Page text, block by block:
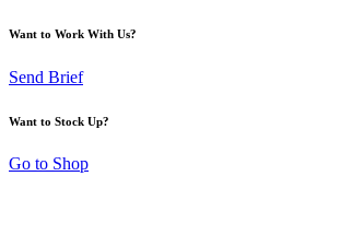
Want to Work With Us?
Send Brief
Want to Stock Up?
Go to Shop